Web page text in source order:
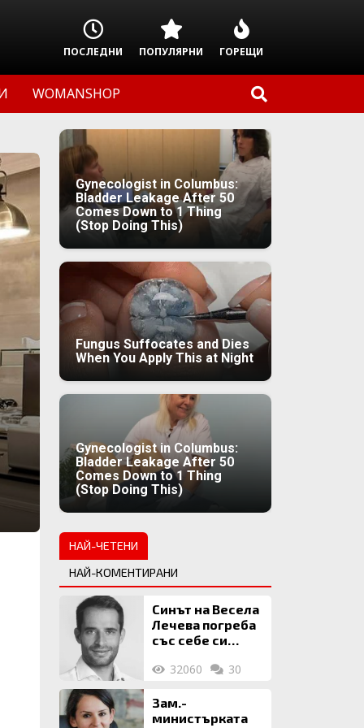
ПОСЛЕДНИ ПОПУЛЯРНИ ГОРЕЩИ
WOMANSHOP
Gynecologist in Columbus:
Bladder Leakage After 50
Comes Down to 1 Thing
(Stop Doing This)
Fungus Suffocates and Dies
When You Apply This at Night
Gynecologist in Columbus:
Bladder Leakage After 50
Comes Down to 1 Thing
(Stop Doing This)
НАЙ-ЧЕТЕНИ
НАЙ-КОМЕНТИРАНИ
Синът на Весела
Лечева погреба
със себе си
млн. евро
32060 30
Зам.-
министърката